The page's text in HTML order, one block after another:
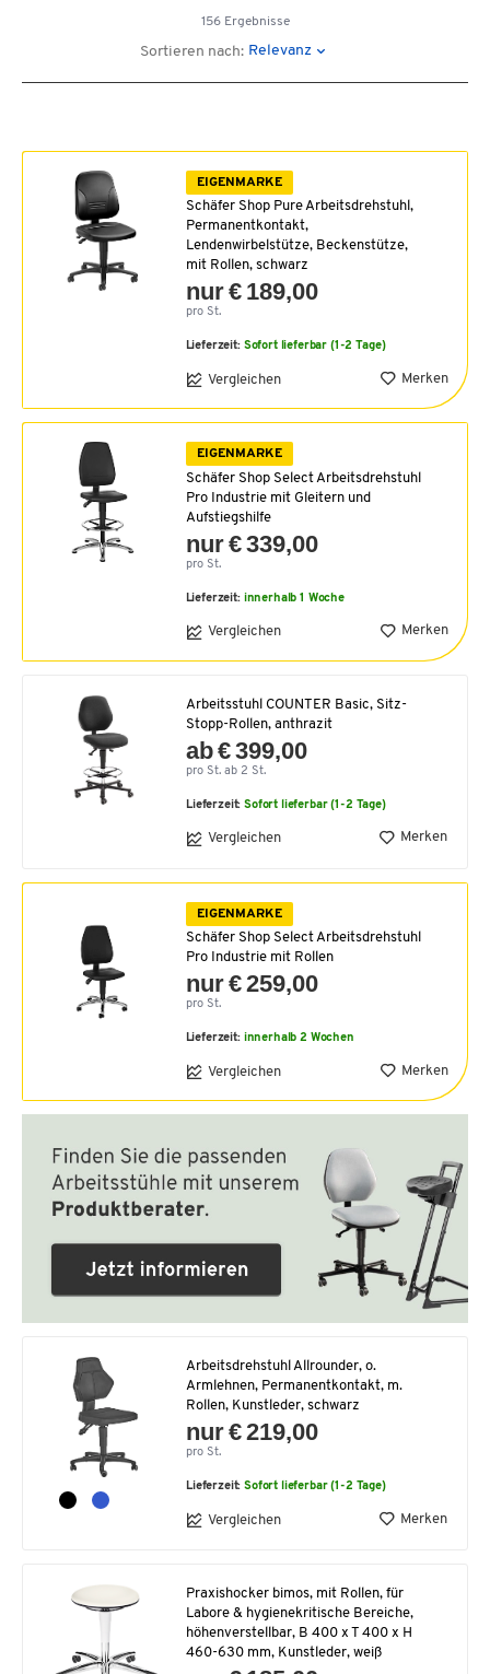
156 Ergebnisse
Sortieren nach: Relevanz
EIGENMARKE
Schäfer Shop Pure Arbeitsdrehstuhl,
Permanentkontakt,
Lendenwirbelstütze, Beckenstütze,
mit Rollen, schwarz
nur € 189,00
pro St.
Lieferzeit: Sofort lieferbar (1-2 Tage)
Vergleichen Merken
EIGENMARKE
Schäfer Shop Select Arbeitsdrehstuhl
Pro Industrie mit Gleitern und
Aufstiegshilfe
nur € 339,00
pro St.
Lieferzeit: innerhalb 1 Woche
Vergleichen Merken
Arbeitsstuhl COUNTER Basic, Sitz-
Stopp-Rollen, anthrazit
ab € 399,00
pro St. ab 2 St.
Lieferzeit:Sofort lieferbar (1-2 Tage)
Vergleichen Merken
EIGENMARKE
Schäfer Shop Select Arbeitsdrehstuhl
Pro Industrie mit Rollen
nur € 259,00
pro St.
Lieferzeit: innerhalb 2 Wochen
Vergleichen Merken
Arbeitsdrehstuhl Allrounder, o.
Armlehnen, Permanentkontakt, m.
Rollen, Kunstleder, schwarz
nur € 219,00
pro St.
Lieferzeit:Sofort lieferbar (1-2 Tage)
Vergleichen Merken
Praxishocker bimos, mit Rollen, für
Labore & hygienekritische Bereiche,
höhenverstellbar, B 400 x T 400 x H
460-630 mm, Kunstleder, weiß